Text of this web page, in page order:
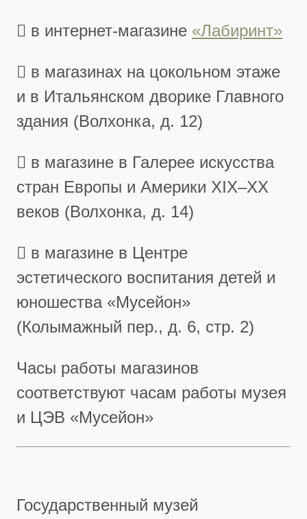
 в интернет-магазине «Лабиринт»
 в магазинах на цокольном этаже
и в Итальянском дворике Главного
здания (Волхонка, д. 12)
 в магазине в Галерее искусства
стран Европы и Америки XIX–XX
веков (Волхонка, д. 14)
 в магазине в Центре
эстетического воспитания детей и
юношества «Мусейон»
(Колымажный пер., д. 6, стр. 2)
Часы работы магазинов
соответствуют часам работы музея
и ЦЭВ «Мусейон»
Государственный музей